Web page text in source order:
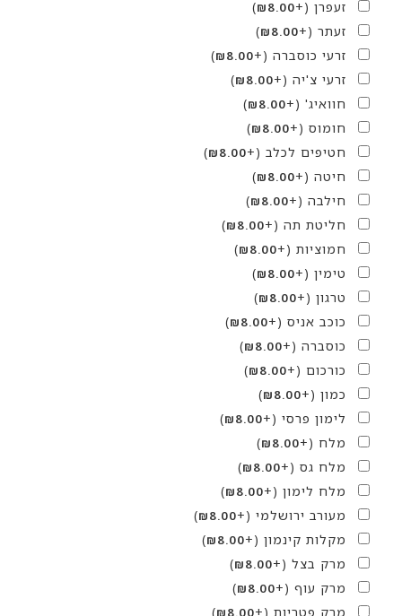
זעפרן (+
₪8.00
)
זעתר (+
₪8.00
)
זרעי כוסברה (+
₪8.00
)
זרעי צ'יה (+
₪8.00
)
חוואיג' (+
₪8.00
)
חומוס (+
₪8.00
)
חטיפים לכלב (+
₪8.00
)
חיטה (+
₪8.00
)
חילבה (+
₪8.00
)
חליטת תה (+
₪8.00
)
חמוציות (+
₪8.00
)
טימין (+
₪8.00
)
טרגון (+
₪8.00
)
כוכב אניס (+
₪8.00
)
כוסברה (+
₪8.00
)
כורכום (+
₪8.00
)
כמון (+
₪8.00
)
לימון פרסי (+
₪8.00
)
מלח (+
₪8.00
)
מלח גס (+
₪8.00
)
מלח לימון (+
₪8.00
)
מעורב ירושלמי (+
₪8.00
)
מקלות קינמון (+
₪8.00
)
מרק בצל (+
₪8.00
)
מרק עוף (+
₪8.00
)
מרק פטריות (+
₪8.00
)